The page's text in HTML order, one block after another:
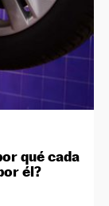
qué cada
él?